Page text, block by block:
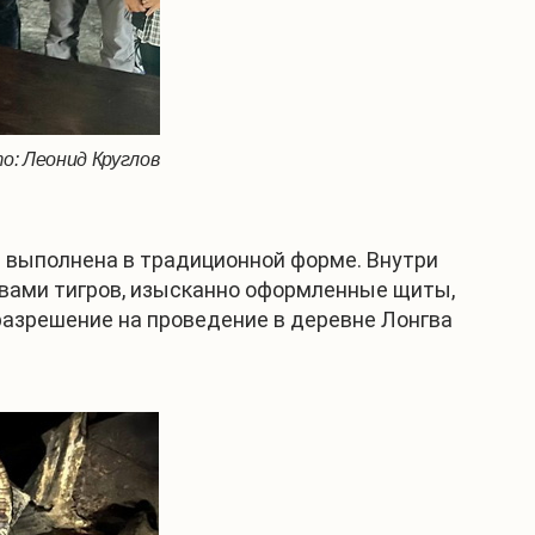
Леонид Круглов
в традиционной форме. Внутри
тигров, изысканно оформленные щиты,
на проведение в деревне Лонгва